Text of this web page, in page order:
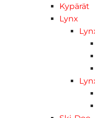
Kypärät
Lynx